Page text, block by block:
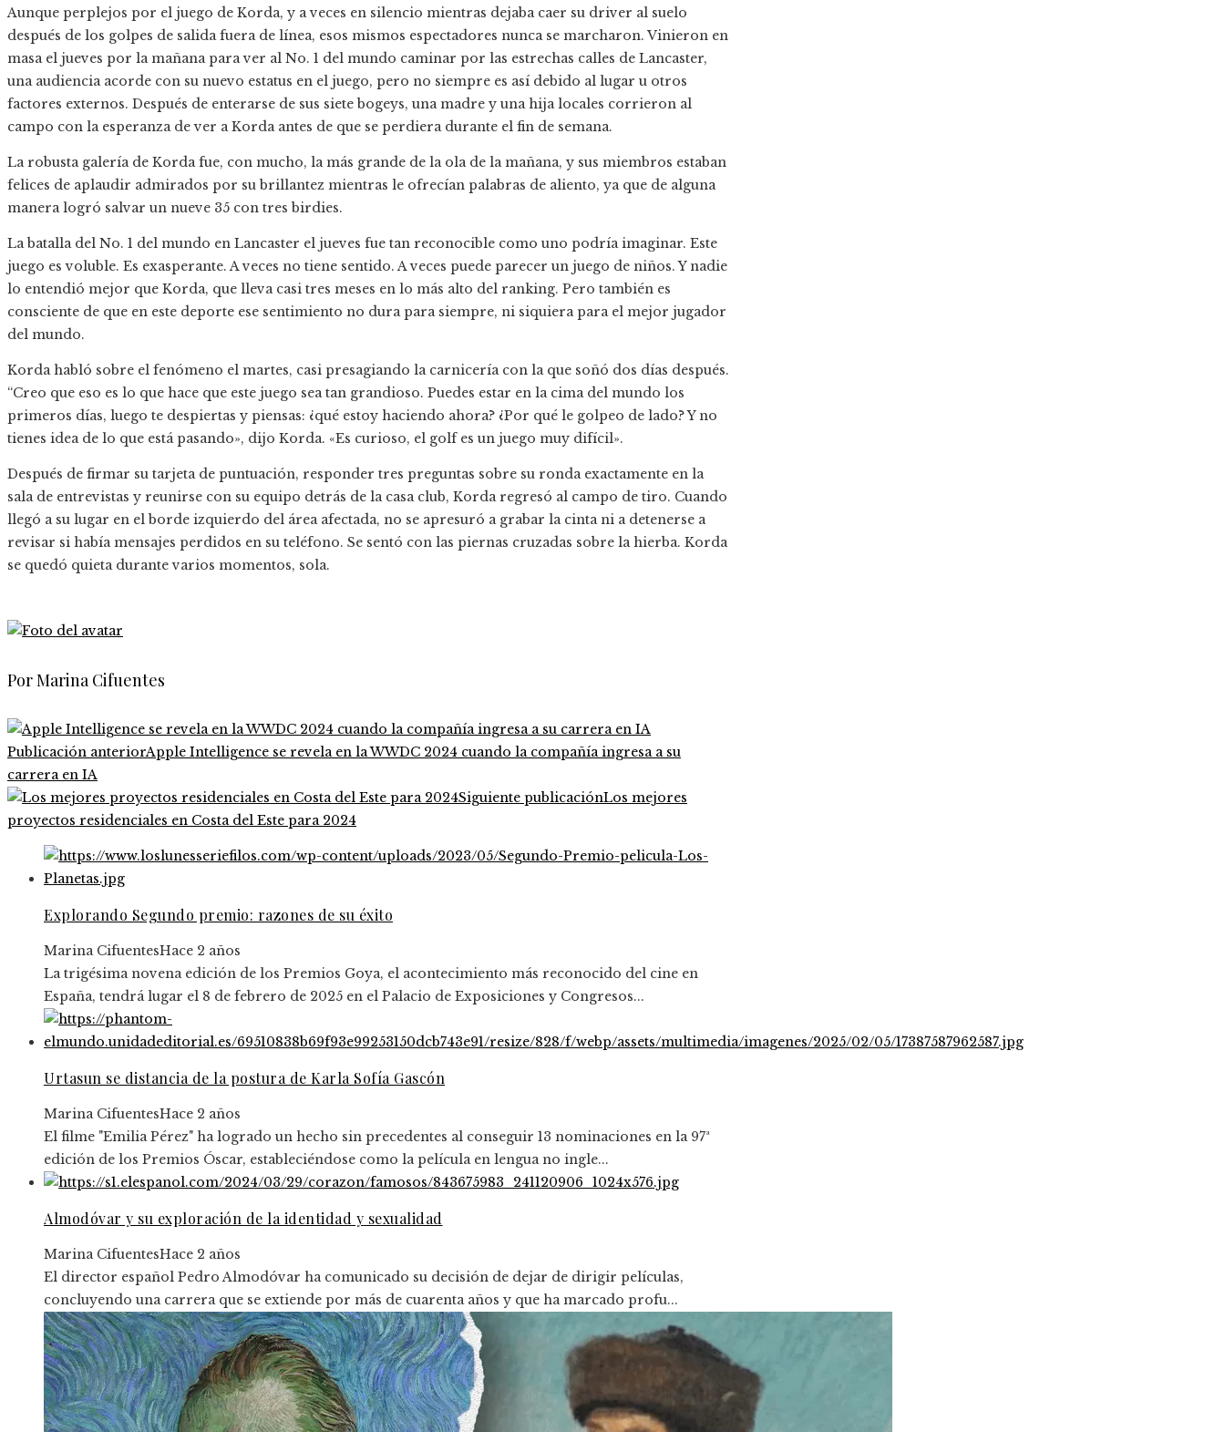
Aunque perplejos por el juego de Korda, y a veces en silencio mientras dejaba caer su driver al suelo
después de los golpes de salida fuera de línea, esos mismos espectadores nunca se marcharon. Vinieron en
masa el jueves por la mañana para ver al No. 1 del mundo caminar por las estrechas calles de Lancaster,
una audiencia acorde con su nuevo estatus en el juego, pero no siempre es así debido al lugar u otros
factores externos. Después de enterarse de sus siete bogeys, una madre y una hija locales corrieron al
campo con la esperanza de ver a Korda antes de que se perdiera durante el fin de semana.
La robusta galería de Korda fue, con mucho, la más grande de la ola de la mañana, y sus miembros estaban
felices de aplaudir admirados por su brillantez mientras le ofrecían palabras de aliento, ya que de alguna
manera logró salvar un nueve 35 con tres birdies.
La batalla del No. 1 del mundo en Lancaster el jueves fue tan reconocible como uno podría imaginar. Este
juego es voluble. Es exasperante. A veces no tiene sentido. A veces puede parecer un juego de niños. Y nadie
lo entendió mejor que Korda, que lleva casi tres meses en lo más alto del ranking. Pero también es
consciente de que en este deporte ese sentimiento no dura para siempre, ni siquiera para el mejor jugador
del mundo.
Korda habló sobre el fenómeno el martes, casi presagiando la carnicería con la que soñó dos días después.
“Creo que eso es lo que hace que este juego sea tan grandioso. Puedes estar en la cima del mundo los
primeros días, luego te despiertas y piensas: ¿qué estoy haciendo ahora? ¿Por qué le golpeo de lado? Y no
tienes idea de lo que está pasando», dijo Korda. «Es curioso, el golf es un juego muy difícil».
Después de firmar su tarjeta de puntuación, responder tres preguntas sobre su ronda exactamente en la
sala de entrevistas y reunirse con su equipo detrás de la casa club, Korda regresó al campo de tiro. Cuando
llegó a su lugar en el borde izquierdo del área afectada, no se apresuró a grabar la cinta ni a detenerse a
revisar si había mensajes perdidos en su teléfono. Se sentó con las piernas cruzadas sobre la hierba. Korda
se quedó quieta durante varios momentos, sola.
Por Marina Cifuentes
Publicación anteriorApple Intelligence se revela en la WWDC 2024 cuando la compañía ingresa a su
carrera en IA
Siguiente publicaciónLos mejores
proyectos residenciales en Costa del Este para 2024
Explorando Segundo premio: razones de su éxito
Marina CifuentesHace 2 años
La trigésima novena edición de los Premios Goya, el acontecimiento más reconocido del cine en
España, tendrá lugar el 8 de febrero de 2025 en el Palacio de Exposiciones y Congresos...
Urtasun se distancia de la postura de Karla Sofía Gascón
Marina CifuentesHace 2 años
El filme "Emilia Pérez" ha logrado un hecho sin precedentes al conseguir 13 nominaciones en la 97ª
edición de los Premios Óscar, estableciéndose como la película en lengua no ingle...
Almodóvar y su exploración de la identidad y sexualidad
Marina CifuentesHace 2 años
El director español Pedro Almodóvar ha comunicado su decisión de dejar de dirigir películas,
concluyendo una carrera que se extiende por más de cuarenta años y que ha marcado profu...